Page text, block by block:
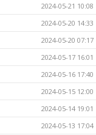
2024-05-21 10:08
2024-05-20 14:33
2024-05-20 07:17
2024-05-17 16:01
2024-05-16 17:40
2024-05-15 12:00
2024-05-14 19:01
2024-05-13 17:04